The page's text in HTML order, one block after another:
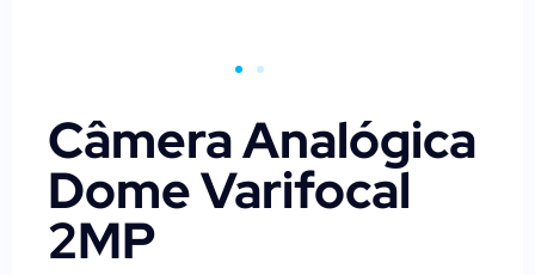
Câmera Analógica
Dome Varifocal
2MP